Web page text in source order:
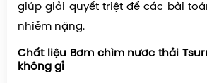
giúp giải quyết triệt để các bài
nhiễm nặng.
Chất liệu Bơm chìm nước thải
không gỉ